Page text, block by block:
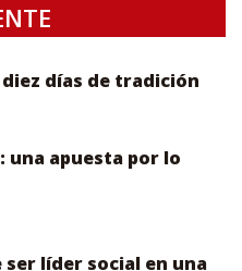
días de tradición
una apuesta por lo
líder social en una